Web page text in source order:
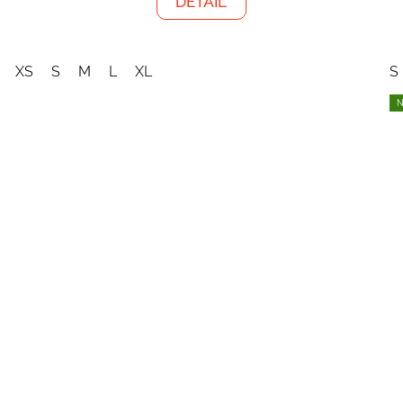
XS S M L XL S